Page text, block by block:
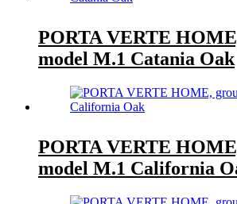
PORTA VERTE
model M.1 Catania Oak
PORTA VERTE
model M.1 California